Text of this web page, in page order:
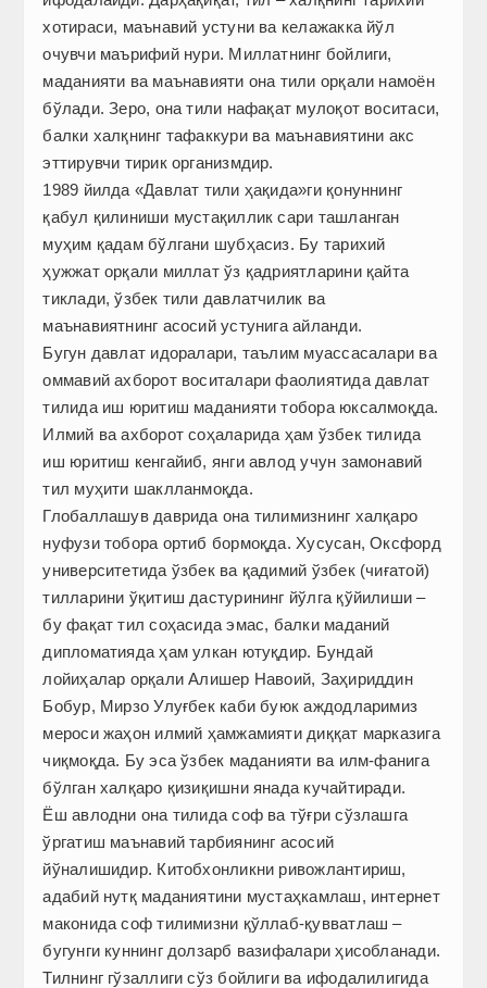
хотираси, маънавий устуни ва келажакка йўл
очувчи маърифий нури. Миллатнинг бойлиги,
маданияти ва маънавияти она тили орқали намоён
бўлади. Зеро, она тили нафақат мулоқот воситаси,
балки халқнинг тафаккури ва маънавиятини акс
эттирувчи тирик организмдир.
1989 йилда «Давлат тили ҳақида»ги қонуннинг
қабул қилиниши мустақиллик сари ташланган
муҳим қадам бўлгани шубҳасиз. Бу тарихий
ҳужжат орқали миллат ўз қадриятларини қайта
тиклади, ўзбек тили давлатчилик ва
маънавиятнинг асосий устунига айланди.
Бугун давлат идоралари, таълим муассасалари ва
оммавий ахборот воситалари фаолиятида давлат
тилида иш юритиш маданияти тобора юксалмоқда.
Илмий ва ахборот соҳаларида ҳам ўзбек тилида
иш юритиш кенга­йиб, янги авлод учун замонавий
тил муҳити шаклланмоқда.
Глобаллашув даврида она тилимизнинг халқаро
нуфузи тобора ортиб бормоқда. Хусусан, Оксфорд
университетида ўзбек ва қадимий ўзбек (чиғатой)
тилларини ўқитиш дастурининг йўлга қўйилиши –
бу фақат тил соҳасида эмас, балки маданий
дипломатияда ҳам улкан ютуқдир. Бундай
лойиҳалар орқали Алишер Навоий, Заҳириддин
Бобур, Мирзо Улуғбек каби буюк аждодларимиз
мероси жаҳон илмий ҳамжамияти диққат марказига
чиқмоқда. Бу эса ўзбек маданияти ва илм-фанига
бўлган халқаро қизиқишни янада кучайтиради.
Ёш авлодни она тилида соф ва тўғри сўзлашга
ўргатиш маънавий тарбиянинг асосий
йўналишидир. Китобхонликни ривожлантириш,
адабий нутқ маданиятини мустаҳкамлаш, интернет
маконида соф тилимизни қўллаб-қувватлаш –
бугунги куннинг долзарб вазифалари ҳисобланади.
Тилнинг гўзаллиги сўз бойлиги ва ифодалилигида